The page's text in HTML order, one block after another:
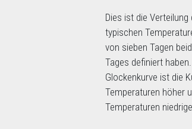
Dies ist die
typischen
von sieben Tagen
Tages definiert
Glockenkurve ist die
Temperaturen höher
Temperaturen